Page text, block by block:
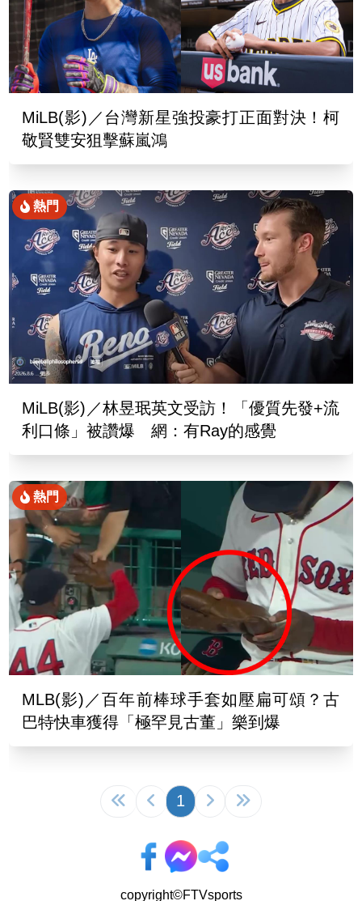
MiLB(影)／台灣新星強投豪打正面對決！柯
敬賢雙安狙擊蘇嵐鴻
熱門
MiLB(影)／林昱珉英文受訪！「優質先發+流
利口條」被讚爆 網：有Ray的感覺
熱門
MLB(影)／百年前棒球手套如壓扁可頌？古
巴特快車獲得「極罕見古董」樂到爆
1
copyright©FTVsports